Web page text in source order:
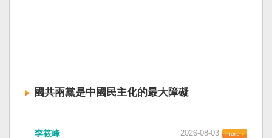
國共兩黨是中國民主化的最大障礙
李筱峰 2026-08-03